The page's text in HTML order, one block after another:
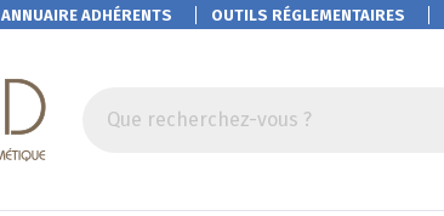
ANNUAIRE ADHÉRENTS OUTILS RÉGLEMENTAIRES
Que recherchez-vous ?